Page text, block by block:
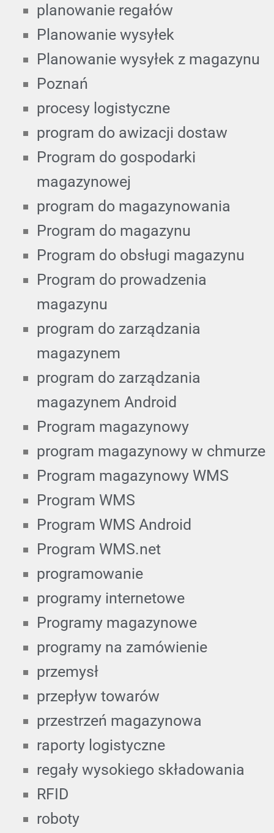
planowanie regałów
Planowanie wysyłek
Planowanie wysyłek z magazynu
Poznań
procesy logistyczne
program do awizacji dostaw
Program do gospodarki
magazynowej
program do magazynowania
Program do magazynu
Program do obsługi magazynu
Program do prowadzenia
magazynu
program do zarządzania
magazynem
program do zarządzania
magazynem Android
Program magazynowy
program magazynowy w chmurze
Program magazynowy WMS
Program WMS
Program WMS Android
Program WMS.net
programowanie
programy internetowe
Programy magazynowe
programy na zamówienie
przemysł
przepływ towarów
przestrzeń magazynowa
raporty logistyczne
regały wysokiego składowania
RFID
roboty